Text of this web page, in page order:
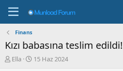
Finans
Kızı babasına teslim
K
Ella
B15 Haz 2024